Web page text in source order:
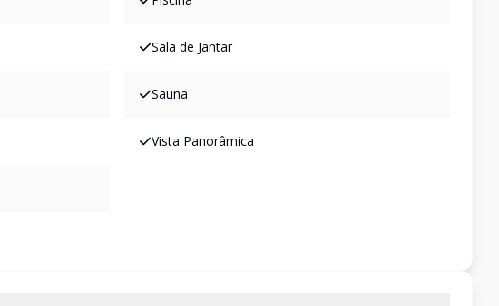
Sala de Jantar
Sauna
Vista Panorâmica